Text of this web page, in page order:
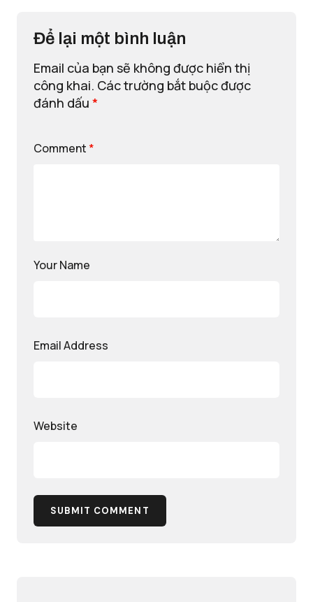
Để lại một bình luận
Email của bạn sẽ không được hiển thị
công khai. Các trường bắt buộc được
đánh dấu *
Comment *
Your Name
Email Address
Website
SUBMIT COMMENT